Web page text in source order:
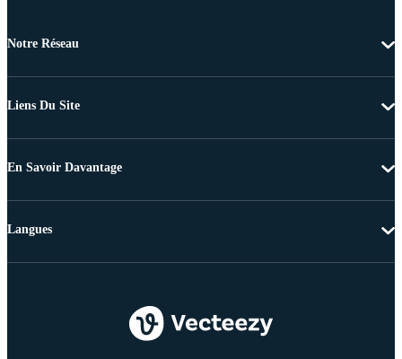
Notre Réseau
Liens Du Site
En Savoir Davantage
Langues